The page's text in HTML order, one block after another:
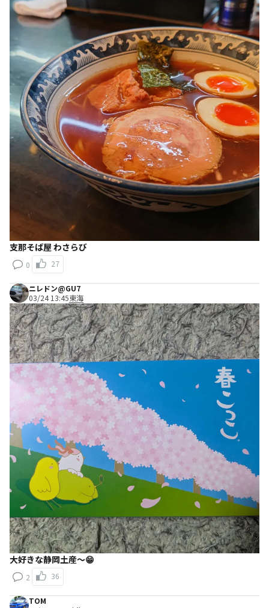
支那そば屋 わさらび
0 27
ニレドン@GU7
03/24 13:45東海
大好きな静岡土産〜😁
2 36
TOM